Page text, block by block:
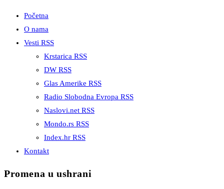
Početna
O nama
Vesti RSS
Krstarica RSS
DW RSS
Glas Amerike RSS
Radio Slobodna Evropa RSS
Naslovi.net RSS
Mondo.rs RSS
Index.hr RSS
Kontakt
Promena u ushrani